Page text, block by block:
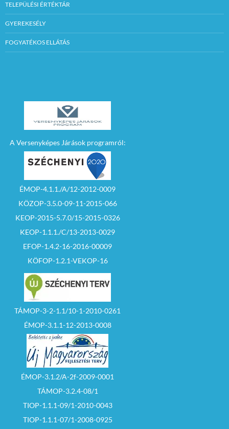
TELEPÜLÉSI ÉRTÉKTÁR
GYEREKESÉLY
FOGYATÉKOS ELLÁTÁS
A Versenyképes Járások programról:
ÉMOP-4.1.1./A/12-2012-0009
KÖZOP-3.5.0-09-11-2015-066
KEOP-2015-5.7.0/15-2015-0326
KEOP-1.1.1./C/13-2013-0029
EFOP-1.4.2-16-2016-00009
KÖFOP-1.2.1-VEKOP-16
TÁMOP-3-2-1.1/10-1-2010-0261
ÉMOP-3.1.1-12-2013-0008
ÉMOP-3.1.2/A-2f-2009-0001
TÁMOP-3.2.4-08/1
TIOP-1.1.1-09/1-2010-0043
TIOP-1.1.1-07/1-2008-0925